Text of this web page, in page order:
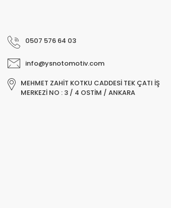
0507 576 64 03
info@ysnotomotiv.com
MEHMET ZAHİT KOTKU CADDESİ TEK ÇATI İŞ
MERKEZİ NO : 3 / 4 OSTİM / ANKARA